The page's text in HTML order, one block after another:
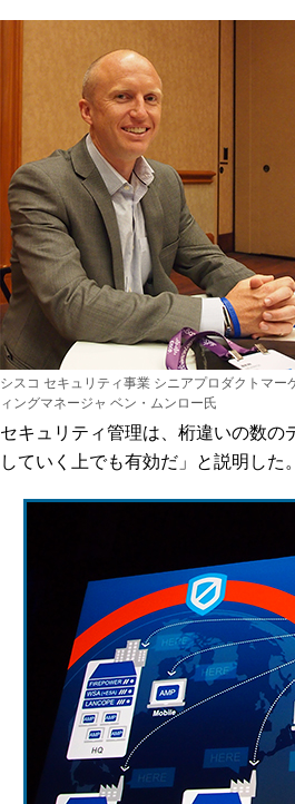
シスコ セキュリティ事業 シニアプロダクトマー
ィングマネージャ ベン・ムンロー氏
セキュリティ管理は、桁違いの数の
していく上でも有効だ」と説明した。